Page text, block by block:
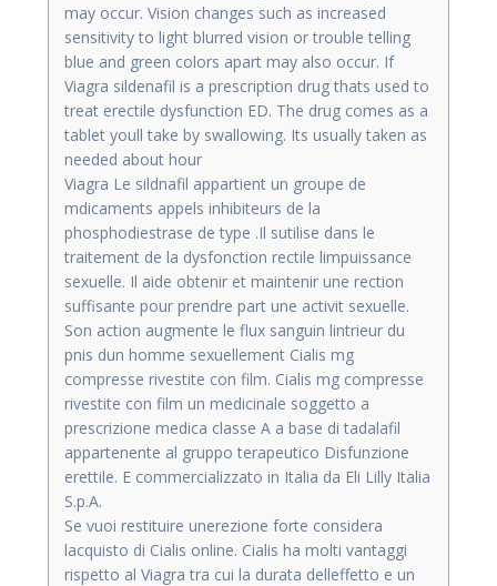
may occur. Vision changes such as increased
sensitivity to light blurred vision or trouble telling
blue and green colors apart may also occur. If
Viagra sildenafil is a prescription drug thats used to
treat erectile dysfunction ED. The drug comes as a
tablet youll take by swallowing. Its usually taken as
needed about hour
Viagra Le sildnafil appartient un groupe de
mdicaments appels inhibiteurs de la
phosphodiestrase de type .Il sutilise dans le
traitement de la dysfonction rectile limpuissance
sexuelle. Il aide obtenir et maintenir une rection
suffisante pour prendre part une activit sexuelle.
Son action augmente le flux sanguin lintrieur du
pnis dun homme sexuellement Cialis mg
compresse rivestite con film. Cialis mg compresse
rivestite con film un medicinale soggetto a
prescrizione medica classe A a base di tadalafil
appartenente al gruppo terapeutico Disfunzione
erettile. E commercializzato in Italia da Eli Lilly Italia
S.p.A.
Se vuoi restituire unerezione forte considera
lacquisto di Cialis online. Cialis ha molti vantaggi
rispetto al Viagra tra cui la durata delleffetto e un